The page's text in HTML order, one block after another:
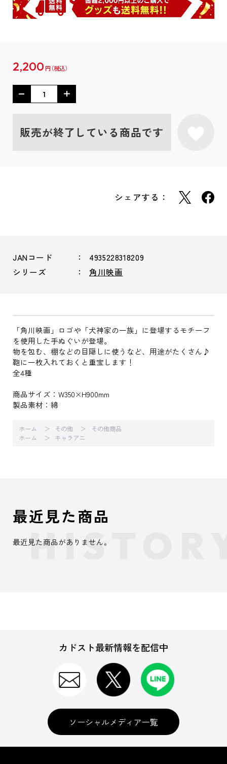
2,200 円
販売が終了している商品です
シェアする：
JANコード
4935228318209
シリーズ
角川映画
「角川映画」ロゴや「犬神家の一族」に登場するモチーフ
を使用した手ぬぐいが登場。
物を包む、棚などの目隠しに使うなど、用途がたくさん♪
鞄に一枚入れておくと重宝します！
全4種
商品サイズ：W350×H900mm
製品素材：綿
ホーム その他
その他商品
ホーム
キャラアニ
最近見た商品
最近見た商品がありません。
カドスト最新情報を配信中
ソーシャルメディア一覧